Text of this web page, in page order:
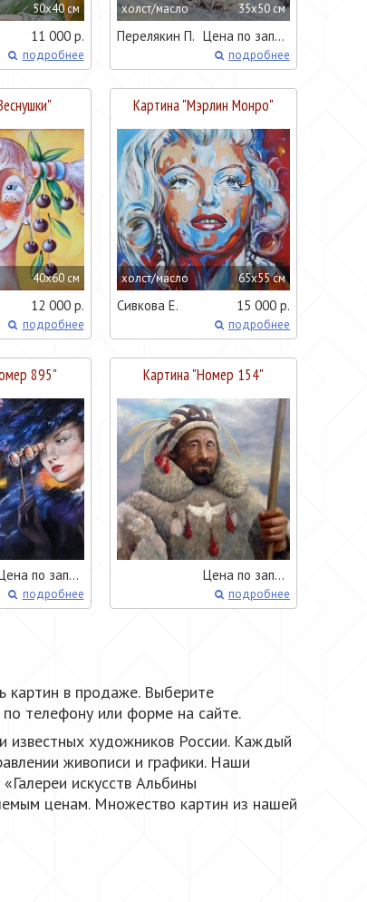
50x40 см
11 000 р.
подробнее
холст/масло 35x50 см
Перелякин П. Цена по запросу
подробнее
"
40x60 см
12 000 р.
подробнее
Картина "Мэрлин Монро"
холст/масло 65x55 см
Сивкова Е. 15 000 р.
подробнее
895"
Цена по запросу
подробнее
Картина "Номер 154"
Цена по запросу
подробнее
картин в продаже. Выберите
телефону или форме на сайте.
известных художников России. Каждый
живописи и графики. Наши
искусств Альбины
ценам. Множество картин из нашей